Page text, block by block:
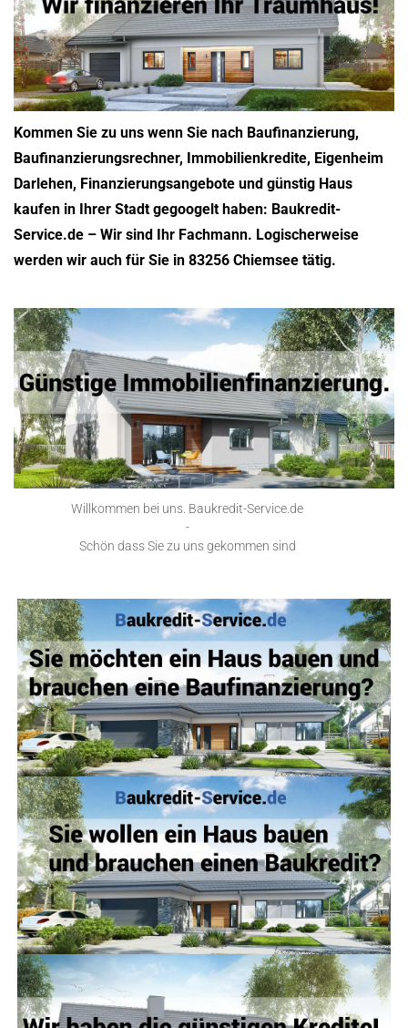
Kommen Sie zu uns wenn Sie nach Baufinanzierung,
Baufinanzierungsrechner, Immobilienkredite, Eigenheim
Darlehen, Finanzierungsangebote und günstig Haus
kaufen in Ihrer Stadt gegoogelt haben: Baukredit-
Service.de – Wir sind Ihr Fachmann. Logischerweise
werden wir auch für Sie in 83256 Chiemsee tätig.
Willkommen bei uns. Baukredit-Service.de
-
Schön dass Sie zu uns gekommen sind